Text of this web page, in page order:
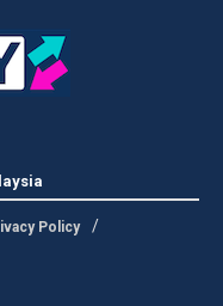
Policy